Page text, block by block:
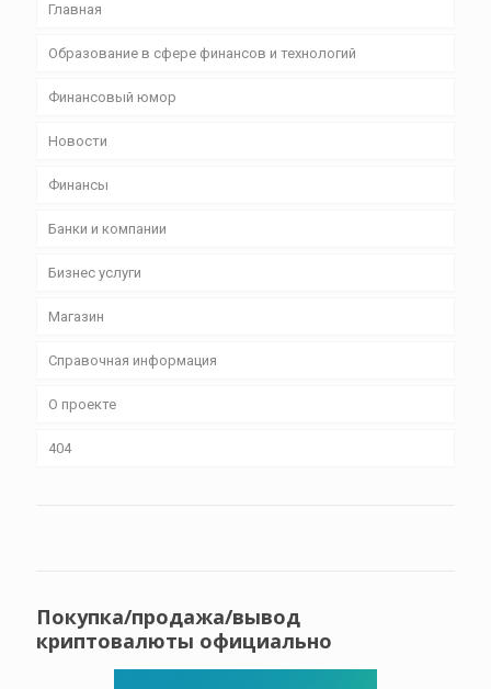
Главная
Образование в сфере финансов и технологий
Финансовый юмор
Новости
Финансы
Банки и компании
Бизнес уcлуги
Магазин
Справочная информация
О проекте
404
Покупка/продажа/вывод
криптовалюты официально